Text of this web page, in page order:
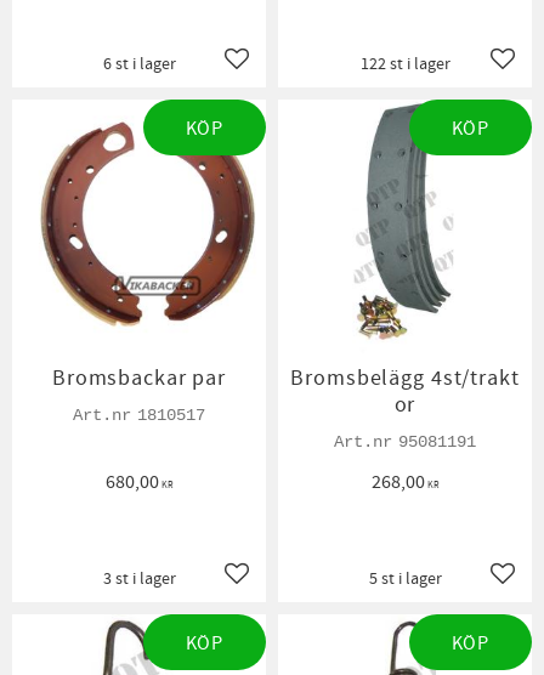
Lägg till i favoriter
6 st i lager 122 st i lager
Bromsbackar par
1810517
680,00KR
Lägg till i favoriter
3 st i lager
KÖP
Bromsbelägg 4st/trakt
or
95081191
268,00KR
5 st i lager
KÖP
KÖP KÖP